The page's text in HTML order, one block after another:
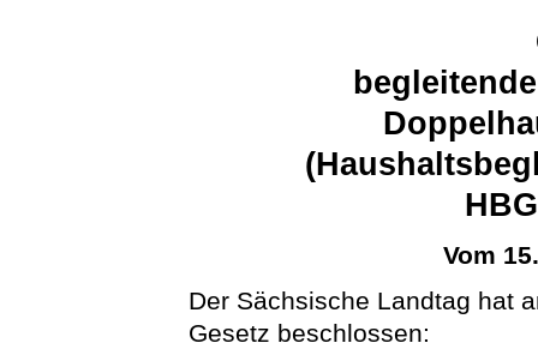
Vom
Der Sächsische Landtag hat
Gesetz beschlossen: